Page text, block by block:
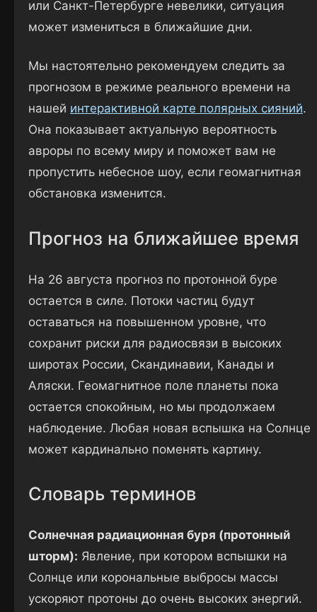
или Санкт-Петербурге невелики, ситуация
может измениться в ближайшие дни.
Мы настоятельно рекомендуем следить за
прогнозом в режиме реального времени на
нашей интерактивной карте полярных сияний.
Она показывает актуальную вероятность
авроры по всему миру и поможет вам не
пропустить небесное шоу, если геомагнитная
обстановка изменится.
Прогноз на ближайшее время
На 26 августа прогноз по протонной буре
остается в силе. Потоки частиц будут
оставаться на повышенном уровне, что
сохранит риски для радиосвязи в высоких
широтах России, Скандинавии, Канады и
Аляски. Геомагнитное поле планеты пока
остается спокойным, но мы продолжаем
наблюдение. Любая новая вспышка на Солнце
может кардинально поменять картину.
Словарь терминов
Солнечная радиационная буря (протонный
шторм): Явление, при котором вспышки на
Солнце или корональные выбросы массы
ускоряют протоны до очень высоких энергий.